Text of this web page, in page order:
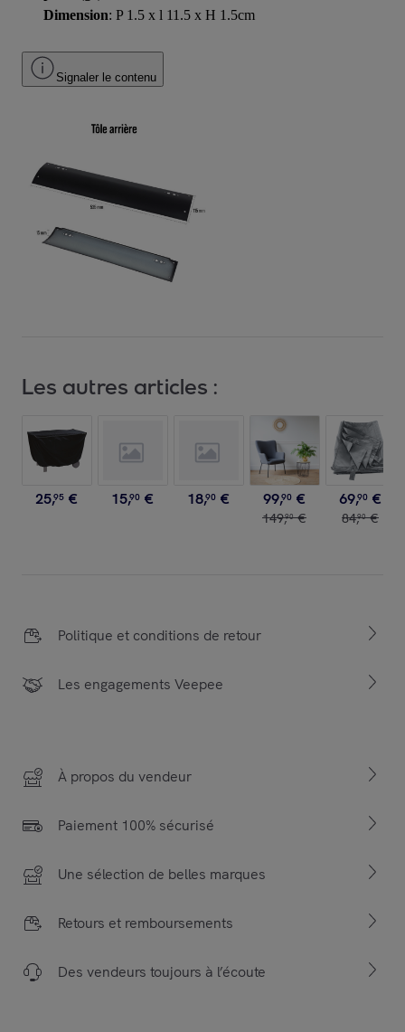
Dimension: P 1.5 x l 11.5 x H 1.5cm
Signaler le contenu
Les autres articles :
25,95 € 15,90 € 18,90 € 99,90 €
149,90 €
69,90 €
84,90 €
Politique et conditions de retour
Les engagements Veepee
À propos du vendeur
Paiement 100% sécurisé
Une sélection de belles marques
Retours et remboursements
Des vendeurs toujours à l’écoute